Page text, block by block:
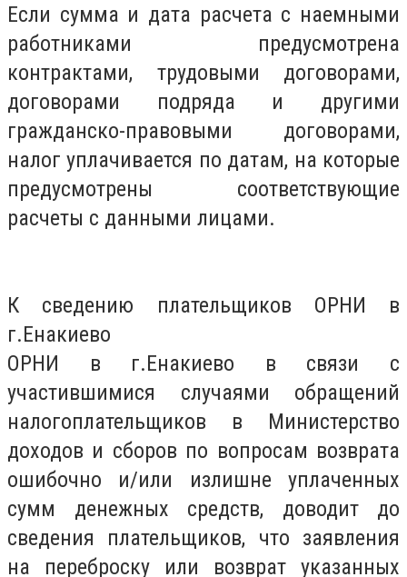
Если сумма и дата расчета с наемными
работниками предусмотрена
контрактами, трудовыми договорами,
договорами подряда и другими
гражданско-правовыми договорами,
налог уплачивается по датам, на которые
предусмотрены соответствующие
расчеты с данными лицами.
К сведению плательщиков ОРНИ в
г.Енакиево
ОРНИ в г.Енакиево в связи с
участившимися случаями обращений
налогоплательщиков в Министерство
доходов и сборов по вопросам возврата
ошибочно и/или излишне уплаченных
сумм денежных средств, доводит до
сведения плательщиков, что заявления
на переброску или возврат указанных